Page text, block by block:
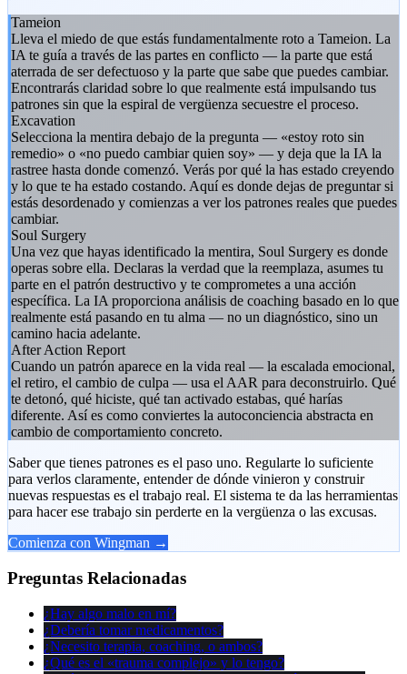
Tameion
Lleva el miedo de que estás fundamentalmente roto a Tameion. La
IA te guía a través de las partes en conflicto — la parte que está
aterrada de ser defectuoso y la parte que sabe que puedes cambiar.
Encontrarás claridad sobre lo que realmente está impulsando tus
patrones sin que la espiral de vergüenza secuestre el proceso.
Excavation
Selecciona la mentira debajo de la pregunta — «estoy roto sin
remedio» o «no puedo cambiar quien soy» — y deja que la IA la
rastree hasta donde comenzó. Verás por qué la has estado creyendo
y lo que te ha estado costando. Aquí es donde dejas de preguntar si
estás desordenado y comienzas a ver los patrones reales que puedes
cambiar.
Soul Surgery
Una vez que hayas identificado la mentira, Soul Surgery es donde
operas sobre ella. Declaras la verdad que la reemplaza, asumes tu
parte en el patrón destructivo y te comprometes a una acción
específica. La IA proporciona análisis de coaching basado en lo que
realmente está pasando en tu alma — no un diagnóstico, sino un
camino hacia adelante.
After Action Report
Cuando un patrón aparece en la vida real — la escalada emocional,
el retiro, el cambio de culpa — usa el AAR para deconstruirlo. Qué
te detonó, qué hiciste, qué tan activado estabas, qué harías
diferente. Así es como conviertes la autoconciencia abstracta en
cambio de comportamiento concreto.
Saber que tienes patrones es el paso uno. Regularte lo suficiente
para verlos claramente, entender de dónde vinieron y construir
nuevas respuestas es el trabajo real. El sistema te da las herramientas
para hacer ese trabajo sin perderte en la vergüenza o las excusas.
Comienza con Wingman →
Preguntas Relacionadas
¿Hay algo malo en mí?
¿Debería tomar medicamentos?
¿Necesito terapia, coaching, o ambos?
¿Qué es el «trauma complejo» y lo tengo?